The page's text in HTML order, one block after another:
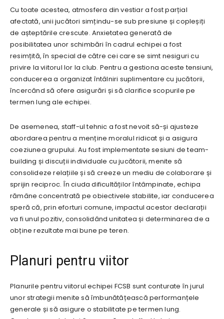
Cu toate acestea, atmosfera din vestiar a fost parțial
afectată, unii jucători simțindu-se sub presiune și copleșiți
de așteptările crescute. Anxietatea generată de
posibilitatea unor schimbări în cadrul echipei a fost
resimțită, în special de către cei care se simt nesiguri cu
privire la viitorul lor la club. Pentru a gestiona aceste tensiuni,
conducerea a organizat întâlniri suplimentare cu jucătorii,
încercând să ofere asigurări și să clarifice scopurile pe
termen lung ale echipei.
De asemenea, staff-ul tehnic a fost nevoit să-și ajusteze
abordarea pentru a menține moralul ridicat și a asigura
coeziunea grupului. Au fost implementate sesiuni de team-
building și discuții individuale cu jucătorii, menite să
consolideze relațiile și să creeze un mediu de colaborare și
sprijin reciproc. În ciuda dificultăților întâmpinate, echipa
rămâne concentrată pe obiectivele stabilite, iar conducerea
speră că, prin eforturi comune, impactul acestor declarații
va fi unul pozitiv, consolidând unitatea și determinarea de a
obține rezultate mai bune pe teren.
Planuri pentru viitor
Planurile pentru viitorul echipei FCSB sunt conturate în jurul
unor strategii menite să îmbunătățească performanțele
generale și să asigure o stabilitate pe termen lung.